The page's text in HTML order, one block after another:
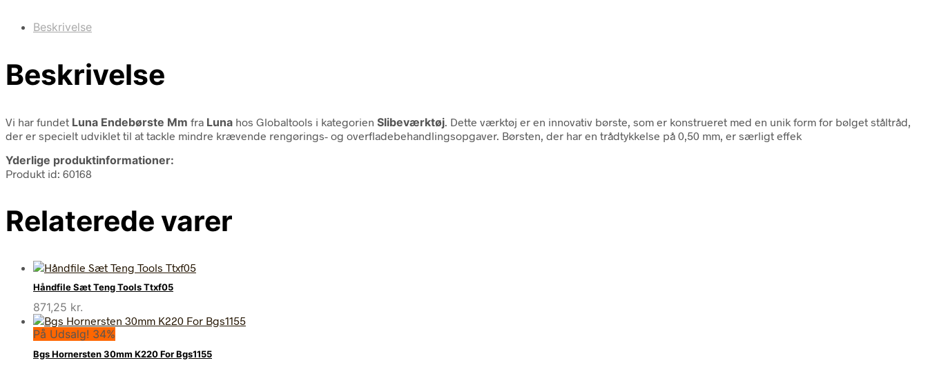
Beskrivelse
Beskrivelse
Vi har fundet Luna Endebørste Mm fra Luna hos Globaltools i kategorien Slibeværktøj . Dette værktøj er en innovativ børste, som er konstrueret med en unik form for bølget ståltråd,
der er specielt udviklet til at tackle mindre krævende rengørings- og overfladebehandlingsopgaver. Børsten, der har en trådtykkelse på 0,50 mm, er særligt effek
Yderlige produktinformationer:
Produkt id: 60168
Relaterede varer
Håndfile Sæt Teng Tools Ttxf05
871,25 kr.
På Udsalg! 34%
Bgs Hornersten 30mm K220 For Bgs1155